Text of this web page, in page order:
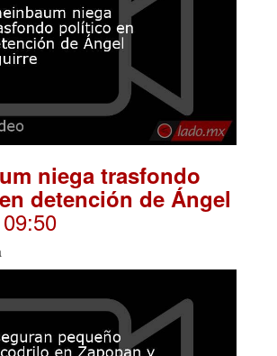
niega trasfondo
detención de Ángel